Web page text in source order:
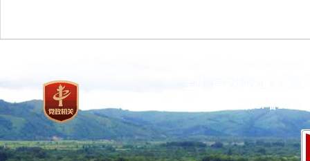
京ICP备